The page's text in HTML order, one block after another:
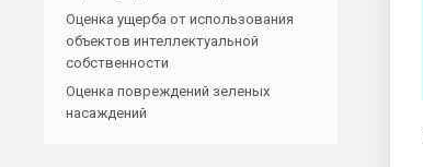
Оценка ущерба от использования
объектов интеллектуальной
собственности
Оценка повреждений зеленых
насаждений